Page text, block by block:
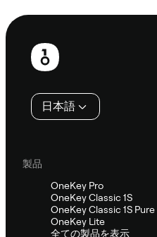
フ
日本語
製品
OneKey Pro
OneKey Classic 1S
OneKey Classic 1S Pure
OneKey Lite
全ての製品を表示